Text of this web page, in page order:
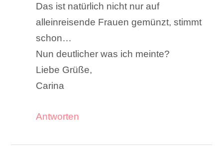
Das ist natürlich nicht nur auf
alleinreisende Frauen gemünzt, stimmt
schon…
Nun deutlicher was ich meinte?
Liebe Grüße,
Carina
Antworten